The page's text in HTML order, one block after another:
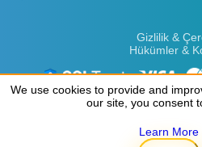
Gizlilik &
Hükümler &
We use cookies to provide and
our site, you consent
Learn More
We use cookies to provide and
our site, you consent
Learn More